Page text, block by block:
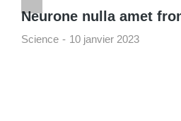
Neurone nulla amet
Science 10 janvier 2023